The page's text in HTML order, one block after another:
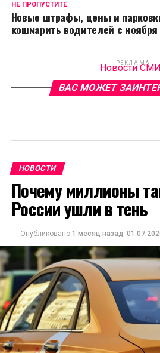
НЕ ПРОПУСТИТЕ
Новые штрафы, цены и
кошмарить водителей с ноября
РЕКЛАМА
Новости
ВАС МОЖЕТ
НОВОСТИ
Почему миллионы
России ушли в тень
Опубликовано 1 месяц назад